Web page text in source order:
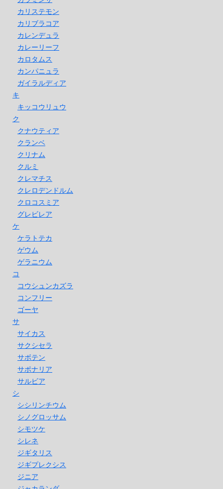
カリステモン
カリブラコア
カレンデュラ
カレーリーフ
カロタムス
カンパニュラ
ガイラルディア
キ
キッコウリュウ
ク
クナウティア
クランベ
クリナム
クルミ
クレマチス
クレロデンドルム
クロコスミア
グレビレア
ケ
ケラトテカ
ゲウム
ゲラニウム
コ
コウシュンカズラ
コンフリー
ゴーヤ
サ
サイカス
サクシセラ
サボテン
サポナリア
サルビア
シ
シシリンチウム
シノグロッサム
シモツケ
シレネ
ジギタリス
ジギプレクシス
ジニア